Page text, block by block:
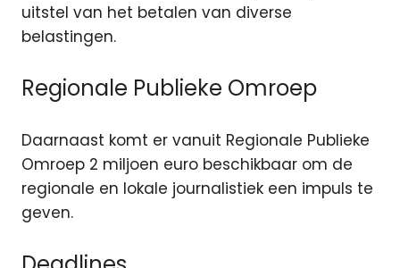
uitstel van het betalen van diverse
belastingen.
Regionale Publieke Omroep
Daarnaast komt er vanuit Regionale Publieke
Omroep 2 miljoen euro beschikbaar om de
regionale en lokale journalistiek een impuls te
geven.